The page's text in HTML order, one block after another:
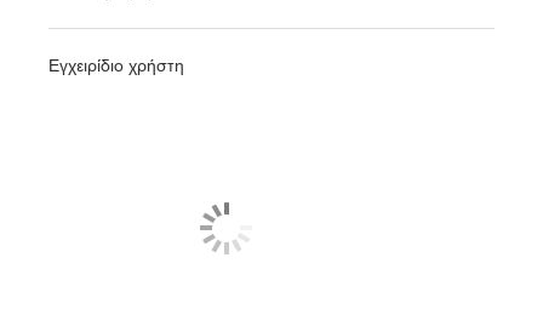
Εγχειρίδιο χρήστη